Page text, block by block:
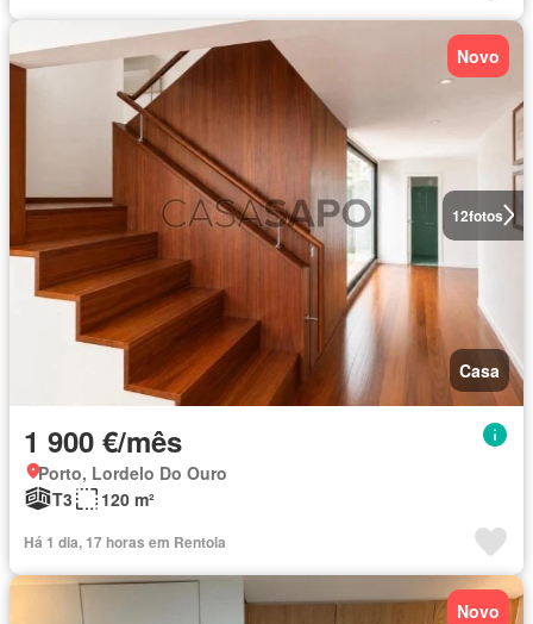
12fotos
Novo
Casa
1 900 €/mês
Porto, Lordelo Do Ouro
T3
120 m²
Há 1 dia, 17 horas em Rentola
Novo